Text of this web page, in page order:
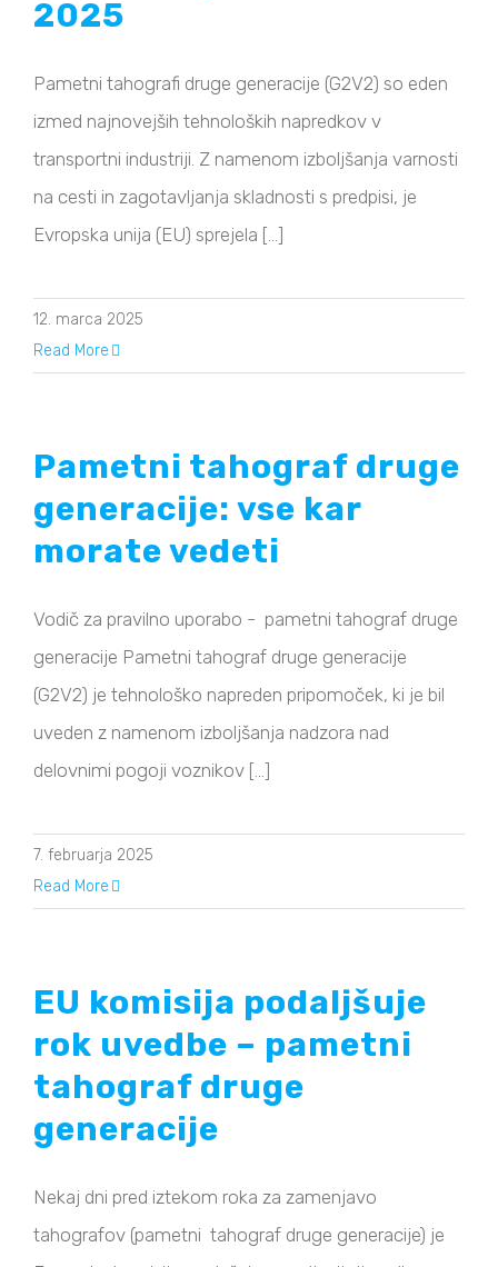
2025
Pametni tahografi druge generacije (G2V2) so eden
izmed najnovejših tehnoloških napredkov v
transportni industriji. Z namenom izboljšanja varnosti
na cesti in zagotavljanja skladnosti s predpisi, je
Evropska unija (EU) sprejela [...]
12. marca 2025
Read More
Pametni tahograf druge
generacije: vse kar
morate vedeti
Vodič za pravilno uporabo - pametni tahograf druge
generacije Pametni tahograf druge generacije
(G2V2) je tehnološko napreden pripomoček, ki je bil
uveden z namenom izboljšanja nadzora nad
delovnimi pogoji voznikov [...]
7. februarja 2025
Read More
EU komisija podaljšuje
rok uvedbe – pametni
tahograf druge
generacije
Nekaj ​​dni pred iztekom roka za zamenjavo
tahografov (pametni tahograf druge generacije) je